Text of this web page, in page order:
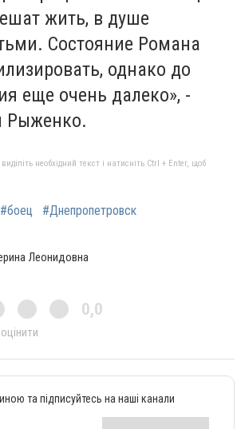
жить, в душе
Состояние Романа
однако до
еще очень далеко», -
Рыженко.
необхідний текст і натисніть Ctrl + Enter, щоб
#боец #Днепропетровск
Леонидовна
0,0
та підписуйтесь на наші канали